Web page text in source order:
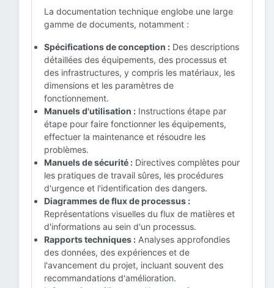
La documentation technique englobe une large
gamme de documents, notamment :
Spécifications de conception : Des descriptions
détaillées des équipements, des processus et
des infrastructures, y compris les matériaux, les
dimensions et les paramètres de
fonctionnement.
Manuels d'utilisation : Instructions étape par
étape pour faire fonctionner les équipements,
effectuer la maintenance et résoudre les
problèmes.
Manuels de sécurité : Directives complètes pour
les pratiques de travail sûres, les procédures
d'urgence et l'identification des dangers.
Diagrammes de flux de processus :
Représentations visuelles du flux de matières et
d'informations au sein d'un processus.
Rapports techniques : Analyses approfondies
des données, des expériences et de
l'avancement du projet, incluant souvent des
recommandations d'amélioration.